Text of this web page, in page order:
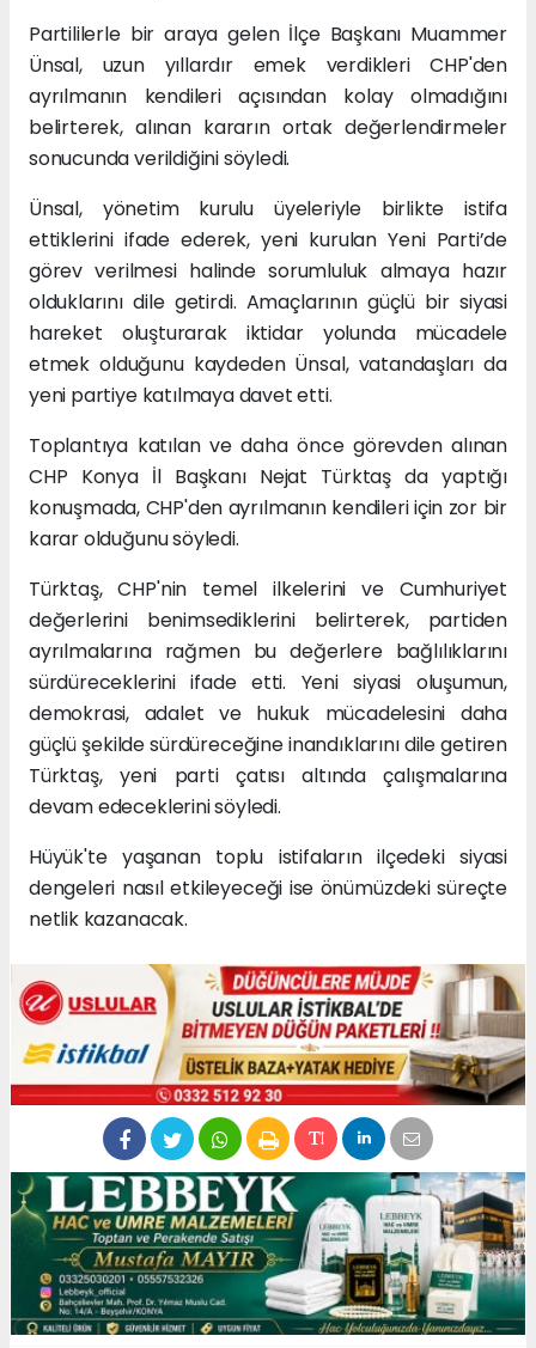
Partililerle bir araya gelen İlçe Başkanı Muammer
Ünsal, uzun yıllardır emek verdikleri CHP'den
ayrılmanın kendileri açısından kolay olmadığını
belirterek, alınan kararın ortak değerlendirmeler
sonucunda verildiğini söyledi.
Ünsal, yönetim kurulu üyeleriyle birlikte istifa
ettiklerini ifade ederek, yeni kurulan Yeni Parti’de
görev verilmesi halinde sorumluluk almaya hazır
olduklarını dile getirdi. Amaçlarının güçlü bir siyasi
hareket oluşturarak iktidar yolunda mücadele
etmek olduğunu kaydeden Ünsal, vatandaşları da
yeni partiye katılmaya davet etti.
Toplantıya katılan ve daha önce görevden alınan
CHP Konya İl Başkanı Nejat Türktaş da yaptığı
konuşmada, CHP'den ayrılmanın kendileri için zor bir
karar olduğunu söyledi.
Türktaş, CHP'nin temel ilkelerini ve Cumhuriyet
değerlerini benimsediklerini belirterek, partiden
ayrılmalarına rağmen bu değerlere bağlılıklarını
sürdüreceklerini ifade etti. Yeni siyasi oluşumun,
demokrasi, adalet ve hukuk mücadelesini daha
güçlü şekilde sürdüreceğine inandıklarını dile getiren
Türktaş, yeni parti çatısı altında çalışmalarına
devam edeceklerini söyledi.
Hüyük'te yaşanan toplu istifaların ilçedeki siyasi
dengeleri nasıl etkileyeceği ise önümüzdeki süreçte
netlik kazanacak.